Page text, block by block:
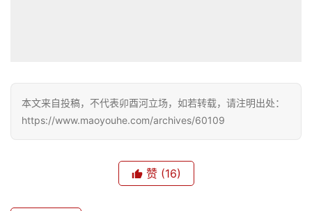
本文来自投稿，不代表卯酉河立场，如若转载，请注明出处：
https://www.maoyouhe.com/archives/60109
赞 (16)